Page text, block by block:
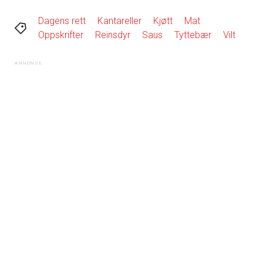
Dagens rett Kantareller Kjøtt
Mat
Oppskrifter
Reinsdyr Saus Tyttebær Vilt